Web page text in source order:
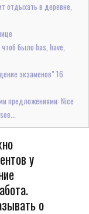
отдыхать в деревне,
было has, have,
экзаменов" 16
предложениями: Nice
у
о